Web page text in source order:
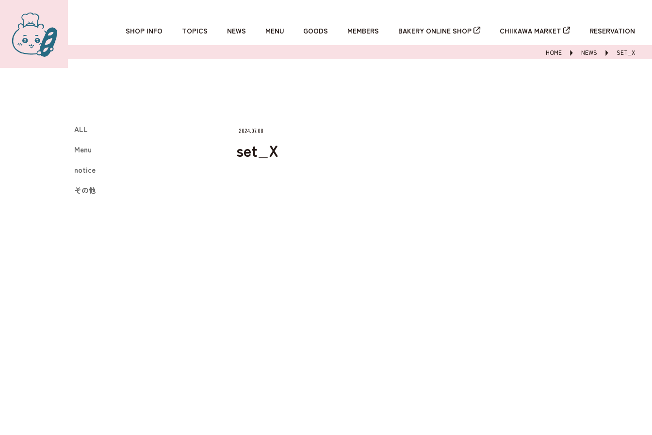
SHOP INFO
OSAKA
TOPICS NEWS MENU GOODS MEMBERS BAKERY ONLINE SHOP CHIIKAWA MARKET RESERVATION
HOME NEWS SET_X
ALL
Menu
notice
その他
2024.07.08
set_X